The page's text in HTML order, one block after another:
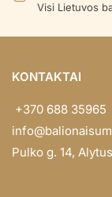
Visi Lietuvos
KONTAKTAI
+370 688 35965
Pulko g. 14,